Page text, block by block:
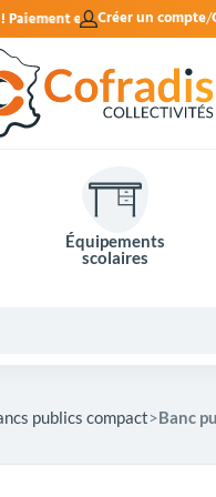
Créer un compte
Équipements
scolaires
publics compact Banc